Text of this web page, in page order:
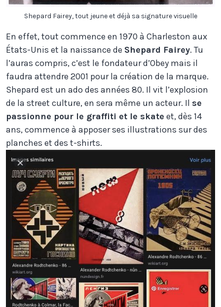
Shepard Fairey, tout jeune et déjà sa signature visuelle
En effet, tout commence en 1970 à Charleston aux
États-Unis et la naissance de Shepard Fairey. Tu
l’auras compris, c’est le fondateur d’Obey mais il
faudra attendre 2001 pour la création de la marque.
Shepard est un ado des années 80. Il vit l’explosion
de la street culture, en sera même un acteur. Il se
passionne pour le graffiti et le skate et, dès 14
ans, commence à apposer ses illustrations sur des
planches et des t-shirts.